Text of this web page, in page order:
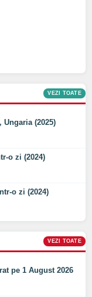
VEZI TOATE
(2025)
o zi (2024)
o zi (2024)
VEZI TOATE
pe 1 August 2026